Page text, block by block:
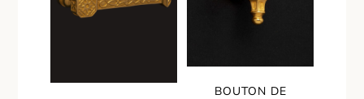
BOUTON DE